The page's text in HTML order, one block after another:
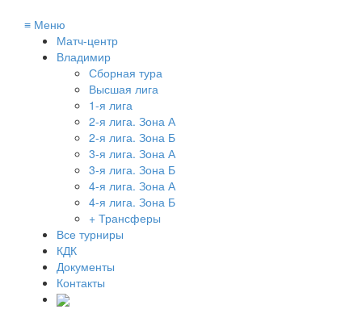
≡ Меню
Матч-центр
Владимир
Сборная тура
Высшая лига
1-я лига
2-я лига. Зона А
2-я лига. Зона Б
3-я лига. Зона А
3-я лига. Зона Б
4-я лига. Зона А
4-я лига. Зона Б
+ Трансферы
Все турниры
КДК
Документы
Контакты